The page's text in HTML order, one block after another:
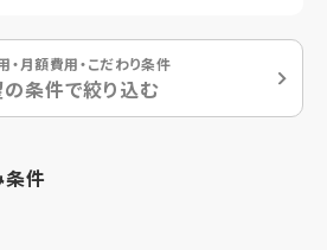
・月額費用・こだわり条件
条件で絞り込む
条件